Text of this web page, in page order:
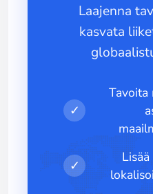
Laajenna
kasvata
✓
Tavoita
✓